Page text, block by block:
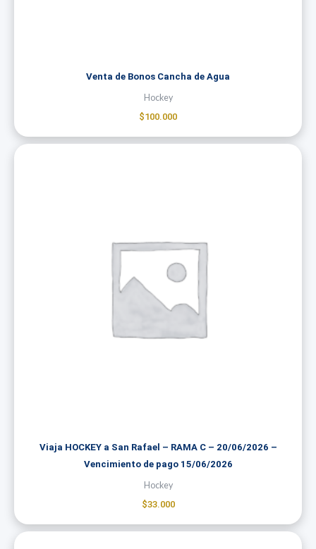
Venta de Bonos Cancha de Agua
Hockey
$100.000
Viaja HOCKEY a San Rafael – RAMA C – 20/06/2026 –
Vencimiento de pago 15/06/2026
Hockey
$33.000